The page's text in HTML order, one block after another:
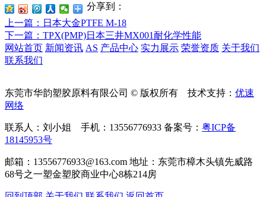
分享到：
上一篇 ：日本大金PTFE M-18
下一篇 ：TPX(PMP)日本三井MX001耐化学性能
网站首页 新闻资讯 AS 产品中心 实力展示 荣誉资质 关于我们
联系我们
东莞市华韵塑胶原料有限公司 © 版权所有 技术支持： 优速
网络
联系人：刘小姐 手机：13556776933 备案号： 粤ICP备
18145953号
邮箱：13556776933@163.com 地址：东莞市樟木头镇先威路
68号之一塑金塑胶商业中心8栋214房